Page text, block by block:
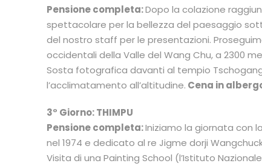
Pensione completa:Dopo la colazione
spettacolare per la bellezza del paesaggio
del nostro staff per le presentazioni.
occidentali della Valle del Wang Chu, a 2300
Sosta fotografica davanti al tempio
l’acclimatamento all’altitudine. Cena in
3° Giorno:THIMPU
Pensione completa:Iniziamo la giornata con
nel 1974 e dedicato al re Jigme dorji
Visita di una Painting School (l’Istituto